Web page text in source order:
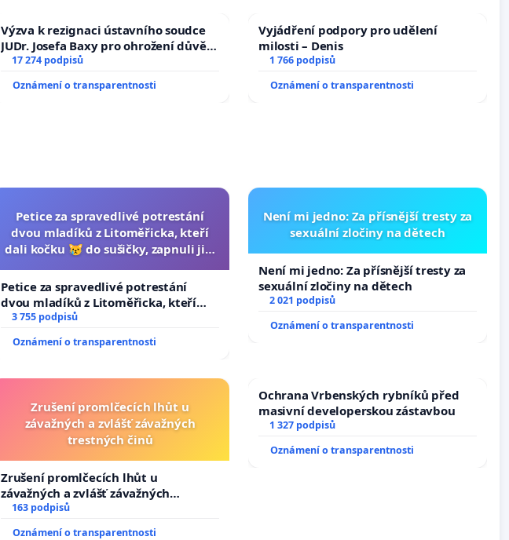
Výzva k rezignaci ústavního soudce
JUDr. Josefa Baxy pro ohrožení důvěry
ve spravedlivý proces
17 274 podpisů
Oznámení o transparentnosti
Vyjádření podpory pro udělení
milosti – Denis
1 766 podpisů
Oznámení o transparentnosti
Petice za spravedlivé potrestání
dvou mladíků z Litoměřicka, kteří
dali kočku 😿 do sušičky, zapnuli ji a
Petice za spravedlivé potrestání
dvou mladíků z Litoměřicka, kteří
dali kočku 😿 do sušičky, zapnuli ji a
3 755 podpisů
Oznámení o transparentnosti
Není mi jedno: Za přísnější tresty za
sexuální zločiny na dětech
Není mi jedno: Za přísnější tresty za
sexuální zločiny na dětech
2 021 podpisů
Oznámení o transparentnosti
Zrušení promlčecích lhůt u
závažných a zvlášť závažných
trestných činů
Zrušení promlčecích lhůt u
závažných a zvlášť závažných
trestných činů
163 podpisů
Oznámení o transparentnosti
Ochrana Vrbenských rybníků před
masivní developerskou zástavbou
1 327 podpisů
Oznámení o transparentnosti